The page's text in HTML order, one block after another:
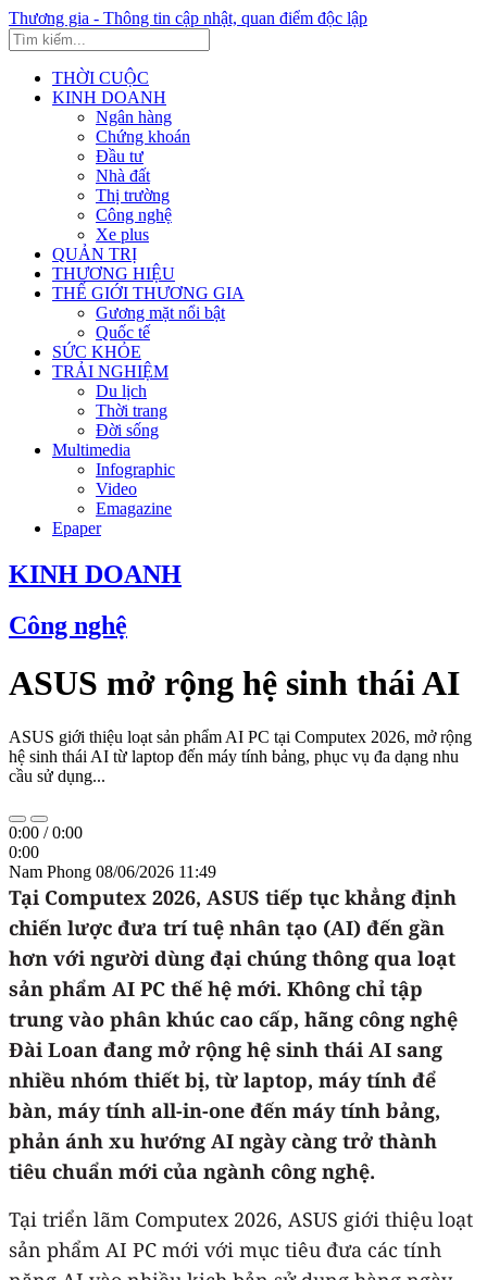
Thương gia - Thông tin cập nhật, quan điểm độc lập
THỜI CUỘC
KINH DOANH
Ngân hàng
Chứng khoán
Đầu tư
Nhà đất
Thị trường
Công nghệ
Xe plus
QUẢN TRỊ
THƯƠNG HIỆU
THẾ GIỚI THƯƠNG GIA
Gương mặt nổi bật
Quốc tế
SỨC KHỎE
TRẢI NGHIỆM
Du lịch
Thời trang
Đời sống
Multimedia
Infographic
Video
Emagazine
Epaper
KINH DOANH
Công nghệ
ASUS mở rộng hệ sinh thái AI
ASUS giới thiệu loạt sản phẩm AI PC tại Computex 2026, mở rộng
hệ sinh thái AI từ laptop đến máy tính bảng, phục vụ đa dạng nhu
cầu sử dụng...
0:00 /0:00
0:00
Nam Phong 08/06/2026 11:49
Tại Computex 2026, ASUS tiếp tục khẳng định
chiến lược đưa trí tuệ nhân tạo (AI) đến gần
hơn với người dùng đại chúng thông qua loạt
sản phẩm AI PC thế hệ mới. Không chỉ tập
trung vào phân khúc cao cấp, hãng công nghệ
Đài Loan đang mở rộng hệ sinh thái AI sang
nhiều nhóm thiết bị, từ laptop, máy tính để
bàn, máy tính all-in-one đến máy tính bảng,
phản ánh xu hướng AI ngày càng trở thành
tiêu chuẩn mới của ngành công nghệ.
Tại triển lãm Computex 2026, ASUS giới thiệu loạt
sản phẩm AI PC mới với mục tiêu đưa các tính